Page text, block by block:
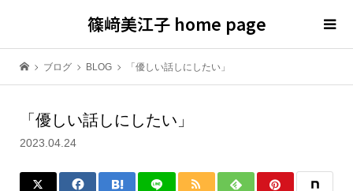
篠﨑美江子 home page
ブログ BLOG 「優しい話しにしたい」
「優しい話しにしたい」
2023.04.24